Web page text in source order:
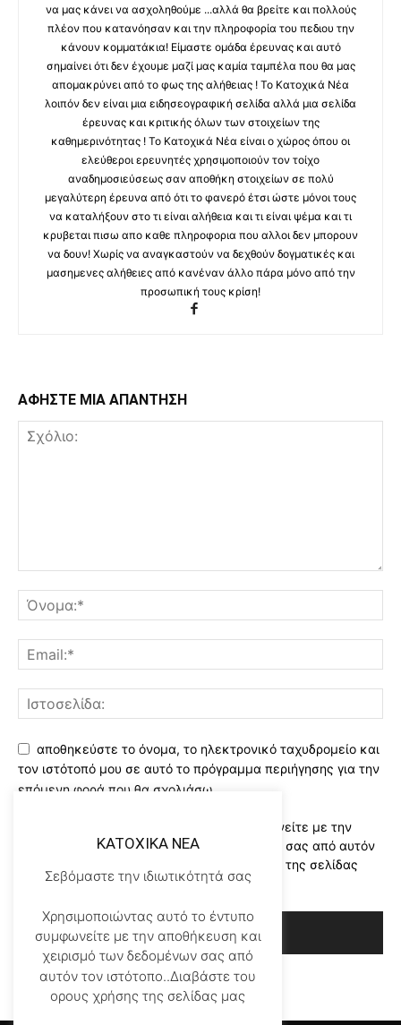
να μας κάνει να ασχοληθούμε ...αλλά θα βρείτε και πολλούς
πλέον που κατανόησαν και την πληροφορία του πεδιου την
κάνουν κομματάκια! Είμαστε ομάδα έρευνας και αυτό
σημαίνει ότι δεν έχουμε μαζί μας καμία ταμπέλα που θα μας
απομακρύνει από το φως της αλήθειας ! Το Κατοχικά Νέα
λοιπόν δεν είναι μια ειδησεογραφική σελίδα αλλά μια σελίδα
έρευνας και κριτικής όλων των στοιχείων της
καθημερινότητας ! Το Κατοχικά Νέα είναι ο χώρος όπου οι
ελεύθεροι ερευνητές χρησιμοποιούν τον τοίχο
αναδημοσιεύσεως σαν αποθήκη στοιχείων σε πολύ
μεγαλύτερη έρευνα από ότι το φανερό έτσι ώστε μόνοι τους
να καταλήξουν στο τι είναι αλήθεια και τι είναι ψέμα και τι
κρυβεται πισω απο καθε πληροφορια που αλλοι δεν μπορουν
να δουν! Χωρίς να αναγκαστούν να δεχθούν δογματικές και
μασημενες αλήθειες από κανέναν άλλο πάρα μόνο από την
προσωπική τους κρίση!
ΑΦΗΣΤΕ ΜΙΑ ΑΠΑΝΤΗΣΗ
αποθηκεύστε το όνομα, το ηλεκτρονικό ταχυδρομείο και
τον ιστότοπό μου σε αυτό το πρόγραμμα περιήγησης για την
επόμενη φορά που θα σχολιάσω.
Χρησιμοποιώντας αυτό το έντυπο συμφωνείτε με την
αποθήκευση και χειρισμό των δεδομένων σας από αυτόν
τον ιστότοπο..Διαβάστε του ορους χρήσης της σελίδας
μας*
KATOXIKA NEA
Σεβόμαστε την ιδιωτικότητά σας
Χρησιμοποιώντας αυτό το έντυπο
συμφωνείτε με την αποθήκευση και
χειρισμό των δεδομένων σας από
αυτόν τον ιστότοπο..Διαβάστε του
ορους χρήσης της σελίδας μας